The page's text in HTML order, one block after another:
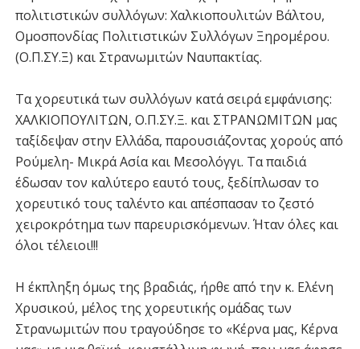
πολιτιστικών συλλόγων: Χαλκιοπουλιτών Βάλτου,
Ομοσπονδίας Πολιτιστικών Συλλόγων Ξηρομέρου.
(Ο.Π.ΣΥ.Ξ) και Στρανωμιτών Ναυπακτίας.
Τα χορευτικά των συλλόγων κατά σειρά εμφάνισης:
ΧΑΛΚΙΟΠΟΥΛΙΤΩΝ, Ο.Π.ΣΥ.Ξ. και ΣΤΡΑΝΩΜΙΤΩΝ μας
ταξίδεψαν στην Ελλάδα, παρουσιάζοντας χορούς από
Ρούμελη- Μικρά Ασία και Μεσολόγγι. Τα παιδιά
έδωσαν τον καλύτερο εαυτό τους, ξεδίπλωσαν το
χορευτικό τους ταλέντο και απέσπασαν το ζεστό
χειροκρότημα των παρευρισκόμενων. Ήταν όλες και
όλοι τέλειοι!!!
Η έκπληξη όμως της βραδιάς, ήρθε από την κ. Ελένη
Χρυσικού, μέλος της χορευτικής ομάδας των
Στρανωμιτών που τραγούδησε το «Κέρνα μας, Κέρνα